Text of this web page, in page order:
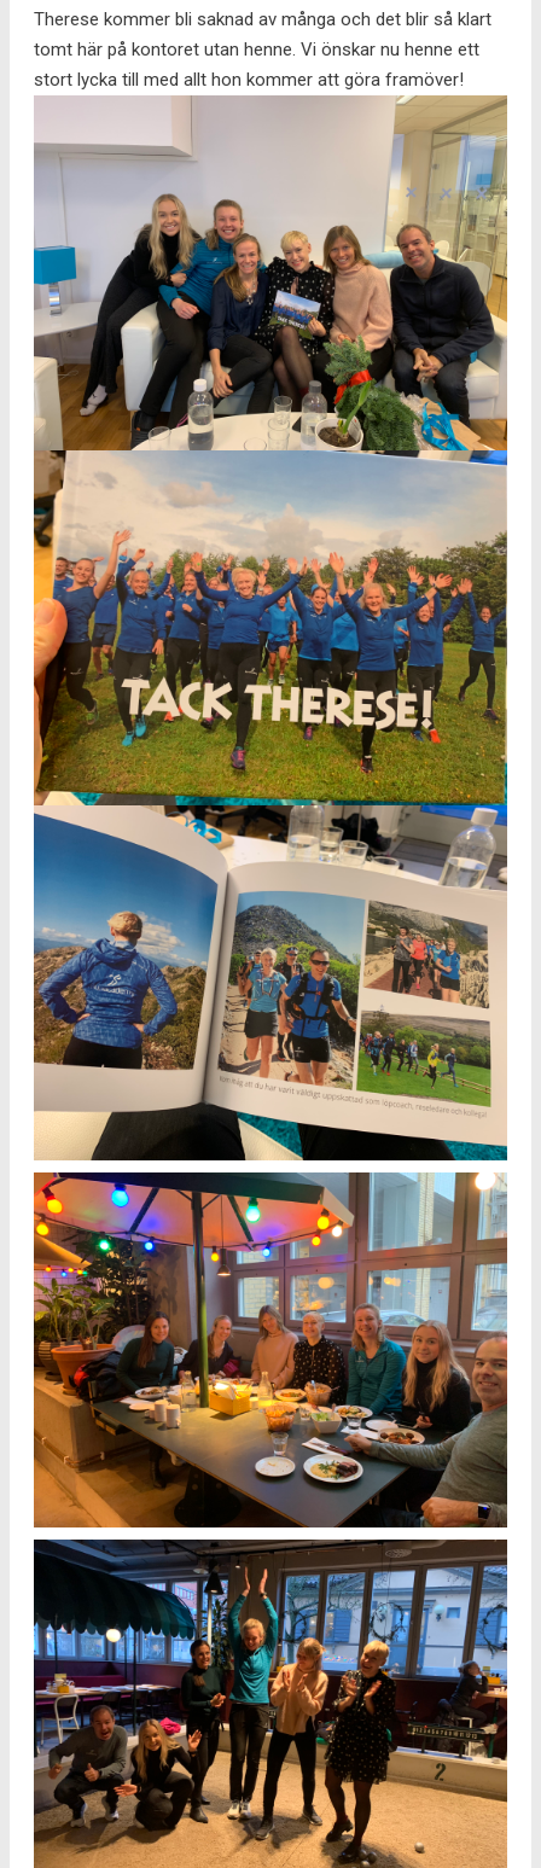
Therese kommer bli saknad av många och det blir så klart
tomt här på kontoret utan henne. Vi önskar nu henne ett
stort lycka till med allt hon kommer att göra framöver!